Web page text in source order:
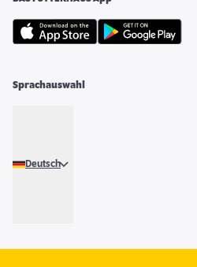
Sprachauswahl
Deutsch